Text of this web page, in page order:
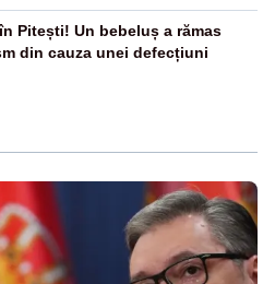
Pitești! Un bebeluș a rămas
din cauza unei defecțiuni